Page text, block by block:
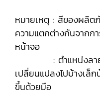
หมายเหตุ : สีของผลิต
ความแตกต่างกันจากก
หน้าจอ
: ตำแหน่งลายผ้า
เปลี่ยนแปลงไปบ้างเล็
ขึ้นด้วยมือ